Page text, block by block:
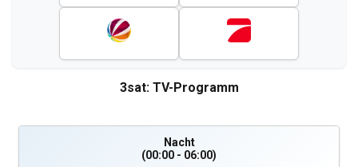
3sat: TV-Programm
Nacht
(00:00 - 06:00)